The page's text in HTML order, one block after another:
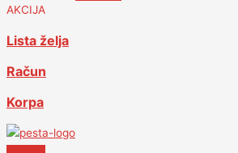
AKCIJA
Lista želja
Račun
Korpa